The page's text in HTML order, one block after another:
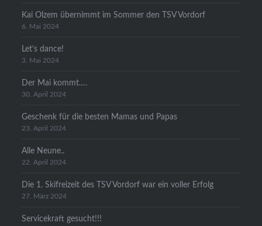
Kai Olzem übernimmt im Sommer den TSV Vordorf
6. Mai 2024
Let’s dance!
3. Mai 2024
Der Mai kommt….
30. April 2024
Geschenk für die besten Mamas und Papas
23. April 2024
Alle Neune..
22. April 2024
Die 1. Skifreizeit des TSV Vordorf war ein voller Erfolg
27. März 2024
Servicekraft gesucht!!!